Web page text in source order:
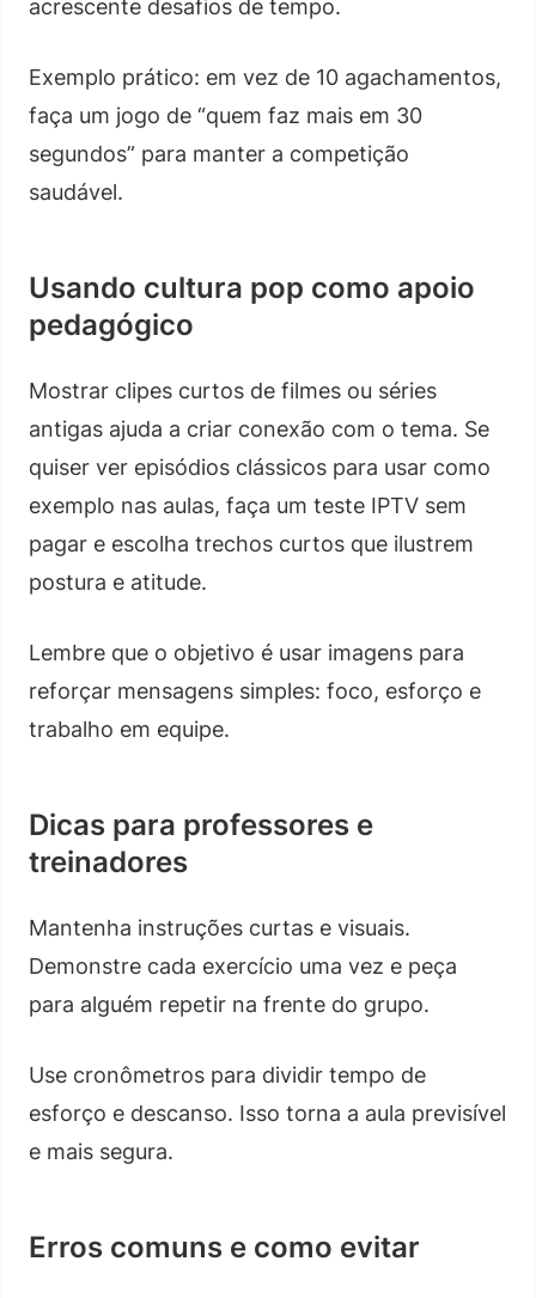
acrescente desafios de tempo.
Exemplo prático: em vez de 10 agachamentos,
faça um jogo de “quem faz mais em 30
segundos” para manter a competição
saudável.
Usando cultura pop como apoio
pedagógico
Mostrar clipes curtos de filmes ou séries
antigas ajuda a criar conexão com o tema. Se
quiser ver episódios clássicos para usar como
exemplo nas aulas, faça um teste IPTV sem
pagar e escolha trechos curtos que ilustrem
postura e atitude.
Lembre que o objetivo é usar imagens para
reforçar mensagens simples: foco, esforço e
trabalho em equipe.
Dicas para professores e
treinadores
Mantenha instruções curtas e visuais.
Demonstre cada exercício uma vez e peça
para alguém repetir na frente do grupo.
Use cronômetros para dividir tempo de
esforço e descanso. Isso torna a aula previsível
e mais segura.
Erros comuns e como evitar